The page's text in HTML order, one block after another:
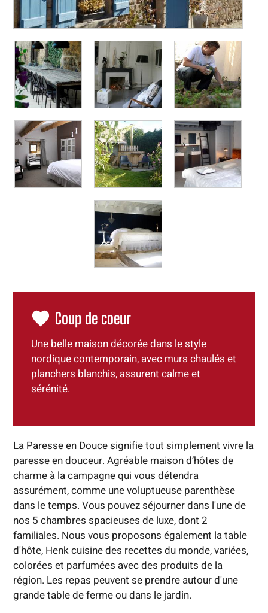
Coup de coeur
Une belle maison décorée dans le style
nordique contemporain, avec murs chaulés et
planchers blanchis, assurent calme et
sérénité.
La Paresse en Douce signifie tout simplement vivre la
paresse en douceur. Agréable maison d’hôtes de
charme à la campagne qui vous détendra
assurément, comme une voluptueuse parenthèse
dans le temps. Vous pouvez séjourner dans l'une de
nos 5 chambres spacieuses de luxe, dont 2
familiales. Nous vous proposons également la table
d'hôte, Henk cuisine des recettes du monde, variées,
colorées et parfumées avec des produits de la
région. Les repas peuvent se prendre autour d'une
grande table de ferme ou dans le jardin.